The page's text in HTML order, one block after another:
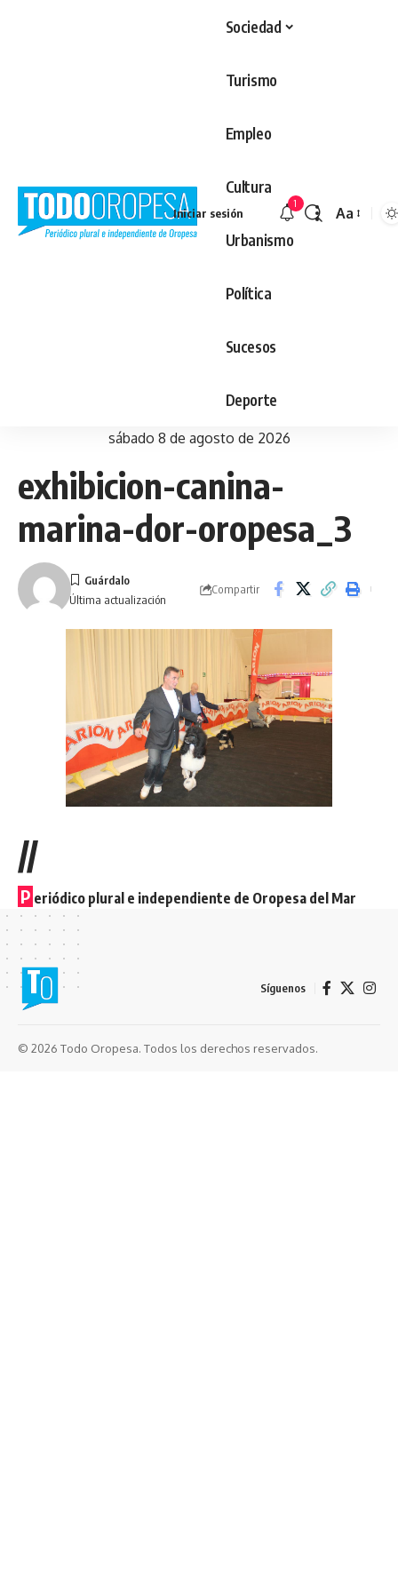
Sociedad
Turismo
Empleo
Cultura
Urbanismo
Política
Sucesos
Deporte
Iniciar sesión
1
Aa
sábado 8 de agosto de 2026
exhibicion-canina-
marina-dor-oropesa_3
Última actualización
Compartir
//
P eriódico plural e independiente de Oropesa del Mar
Síguenos
© 2026 Todo Oropesa. Todos los derechos reservados.